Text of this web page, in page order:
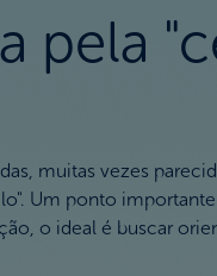
pela
muitas vezes
Um ponto
o ideal é buscar